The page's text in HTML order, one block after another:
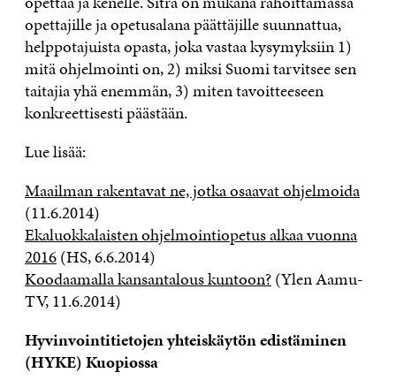
opettajille ja opetusalana päättäjille suunnattua,
helppotajuista opasta, joka vastaa kysymyksiin 1)
mitä ohjelmointi on, 2) miksi Suomi tarvitsee sen
taitajia yhä enemmän, 3) miten tavoitteeseen
konkreettisesti päästään.
Lue lisää:
Maailman rakentavat ne, jotka osaavat ohjelmoida
(11.6.2014)
Ekaluokkalaisten ohjelmointiopetus alkaa vuonna
2016(HS, 6.6.2014)
Koodaamalla kansantalous kuntoon?(Ylen Aamu-
TV, 11.6.2014)
Hyvinvointitietojen yhteiskäytön edistäminen
(HYKE) Kuopiossa